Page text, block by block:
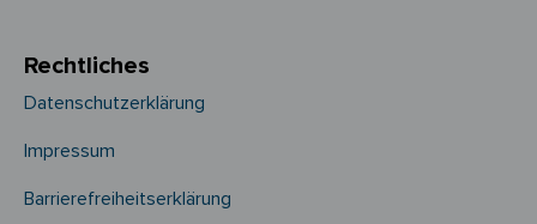
Rechtliches
Datenschutzerklärung
Impressum
Barrierefreiheitserklärung